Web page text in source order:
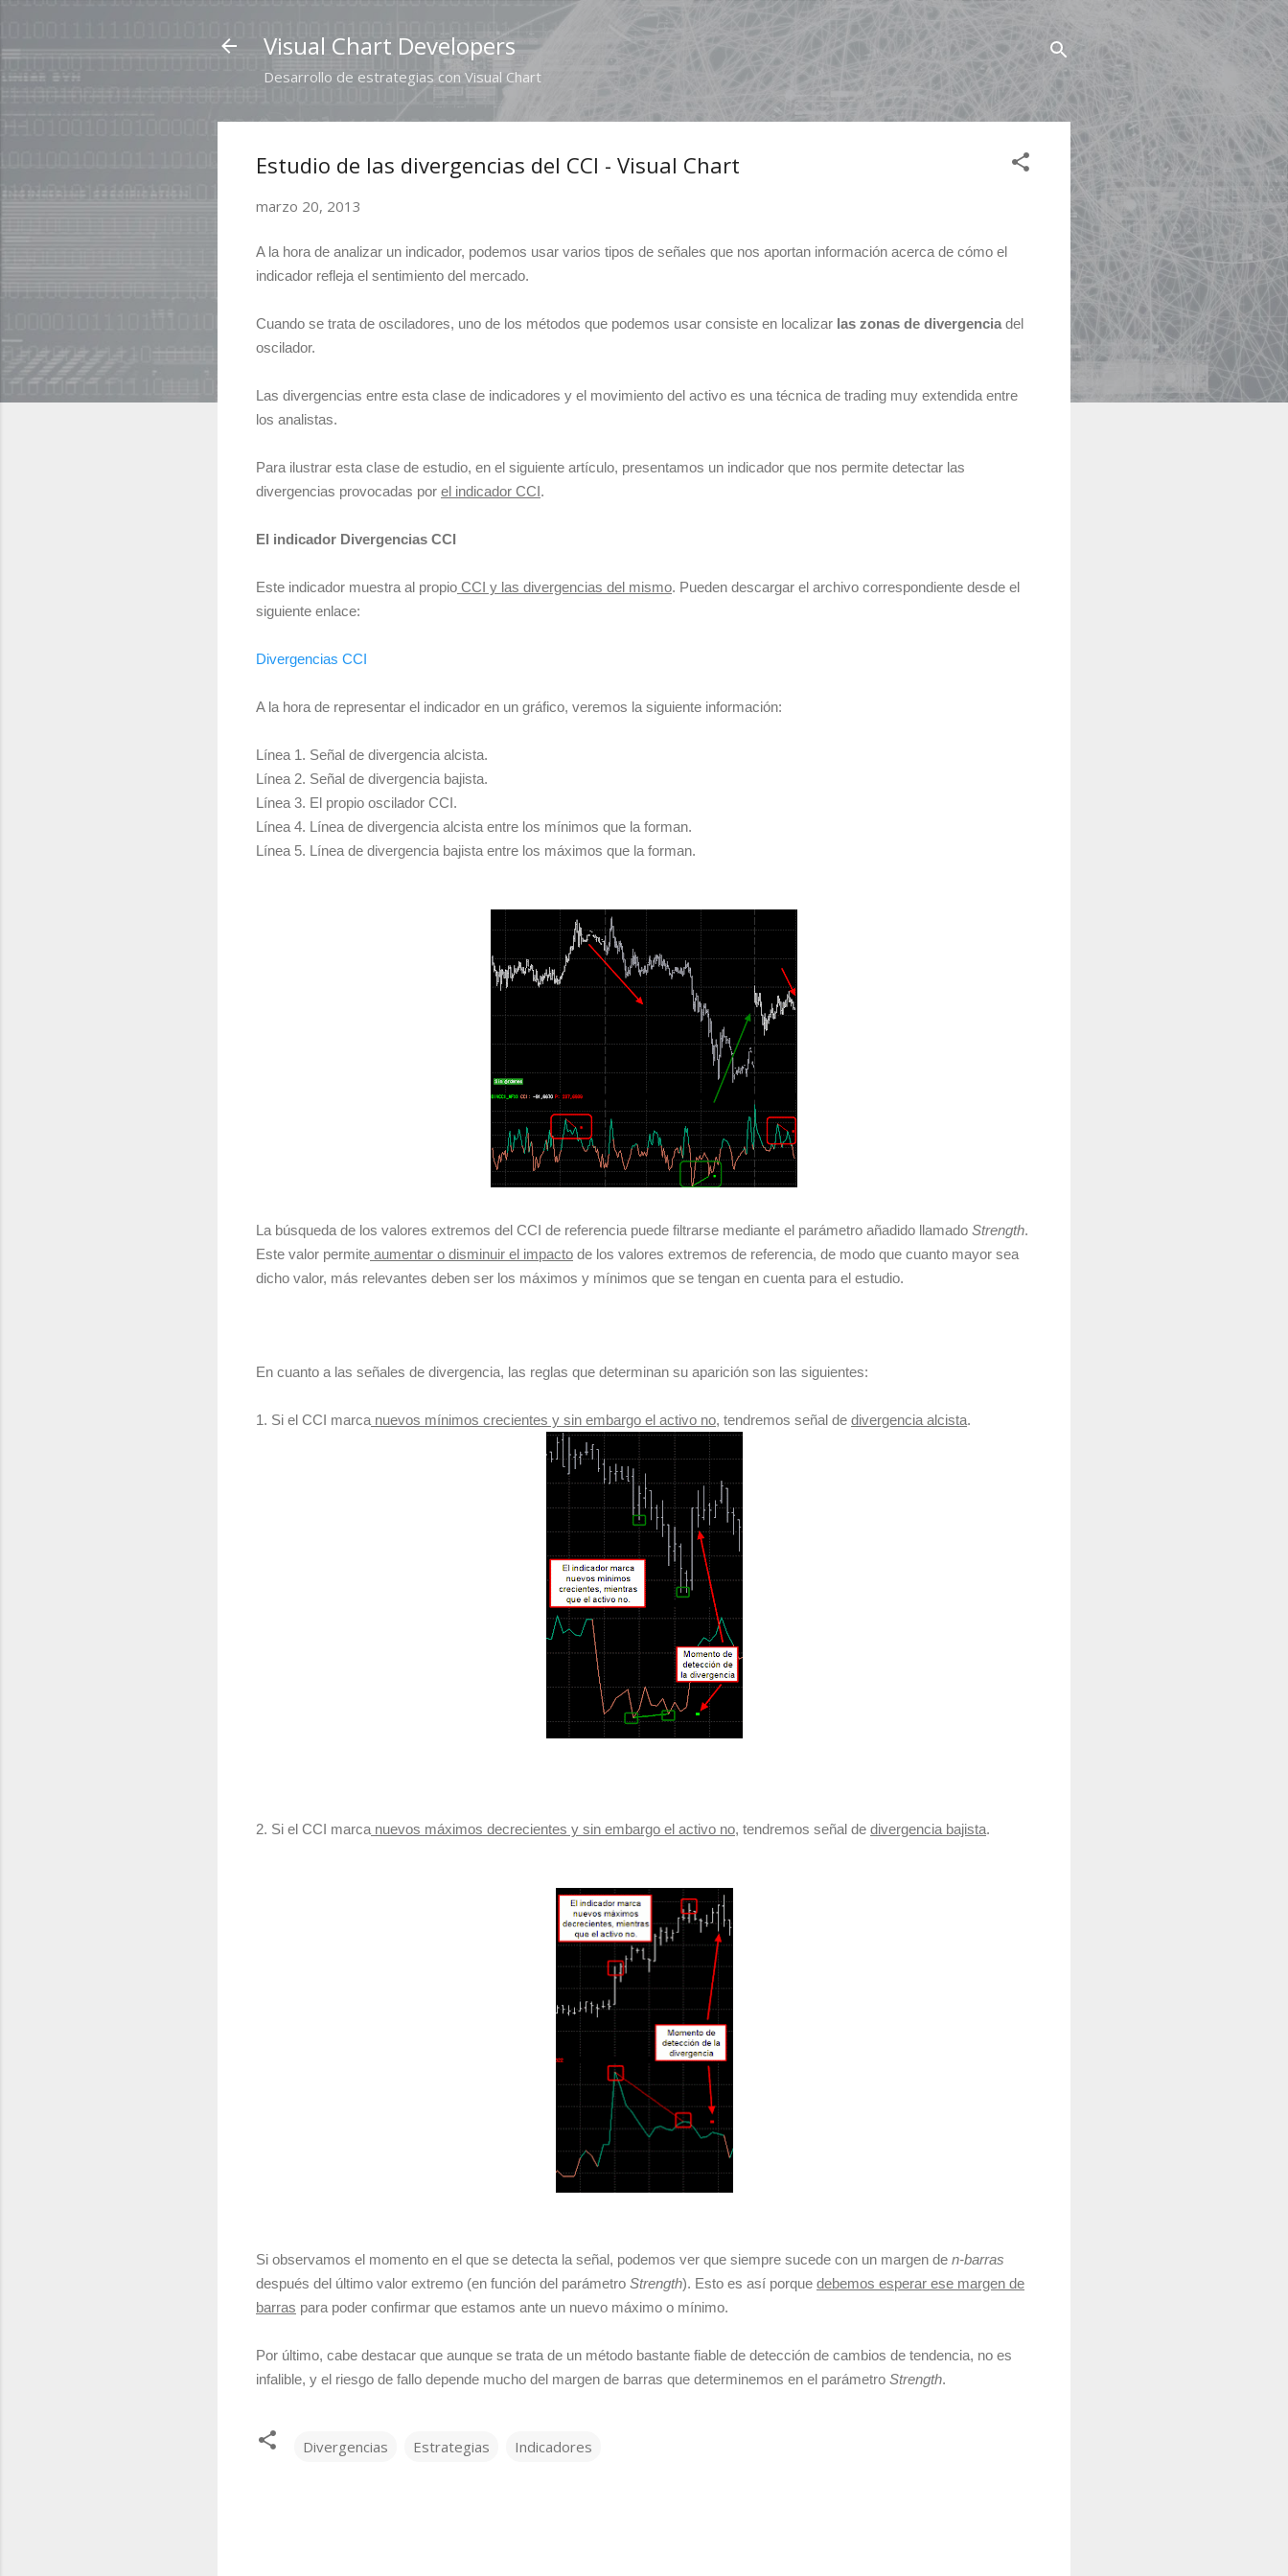
Ir al contenido principal
Visual Chart Developers
Desarrollo de estrategias con Visual Chart
Estudio de las divergencias del CCI - Visual Chart
marzo 20, 2013
A la hora de analizar un indicador, podemos usar varios tipos de señales que nos aportan información acerca de cómo el
indicador refleja el sentimiento del mercado.
Cuando se trata de osciladores, uno de los métodos que podemos usar consiste en localizar las zonas de divergencia del
oscilador.
Las divergencias entre esta clase de indicadores y el movimiento del activo es una técnica de trading muy extendida entre
los analistas.
Para ilustrar esta clase de estudio, en el siguiente artículo, presentamos un indicador que nos permite detectar las
divergencias provocadas por el indicador CCI.
El indicador Divergencias CCI
Este indicador muestra al propio CCI y las divergencias del mismo. Pueden descargar el archivo correspondiente desde el
siguiente enlace:
Divergencias CCI
A la hora de representar el indicador en un gráfico, veremos la siguiente información:
Línea 1. Señal de divergencia alcista.
Línea 2. Señal de divergencia bajista.
Línea 3. El propio oscilador CCI.
Línea 4. Línea de divergencia alcista entre los mínimos que la forman.
Línea 5. Línea de divergencia bajista entre los máximos que la forman.
La búsqueda de los valores extremos del CCI de referencia puede filtrarse mediante el parámetro añadido llamado Strength.
Este valor permite aumentar o disminuir el impacto de los valores extremos de referencia, de modo que cuanto mayor sea
dicho valor, más relevantes deben ser los máximos y mínimos que se tengan en cuenta para el estudio.
En cuanto a las señales de divergencia, las reglas que determinan su aparición son las siguientes:
1. Si el CCI marca nuevos mínimos crecientes y sin embargo el activo no, tendremos señal de divergencia alcista.
2. Si el CCI marca nuevos máximos decrecientes y sin embargo el activo no, tendremos señal de divergencia bajista.
Si observamos el momento en el que se detecta la señal, podemos ver que siempre sucede con un margen de n-barras
después del último valor extremo (en función del parámetro Strength). Esto es así porque debemos esperar ese margen de
barras para poder confirmar que estamos ante un nuevo máximo o mínimo.
Por último, cabe destacar que aunque se trata de un método bastante fiable de detección de cambios de tendencia, no es
infalible, y el riesgo de fallo depende mucho del margen de barras que determinemos en el parámetro Strength.
Divergencias Estrategias Indicadores